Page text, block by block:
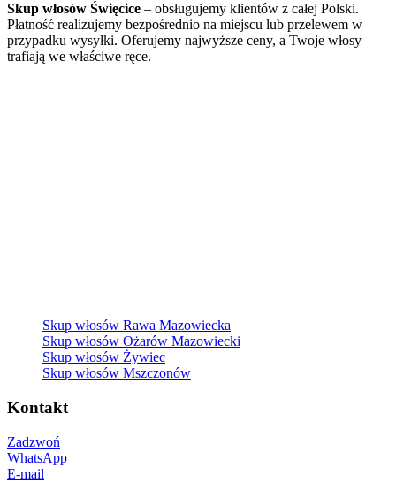
Skup włosów Święcice – obsługujemy klientów z całej Polski.
Płatność realizujemy bezpośrednio na miejscu lub przelewem w
przypadku wysyłki. Oferujemy najwyższe ceny, a Twoje włosy
trafiają we właściwe ręce.
Skup włosów Rawa Mazowiecka
Skup włosów Ożarów Mazowiecki
Skup włosów Żywiec
Skup włosów Mszczonów
Kontakt
Zadzwoń
WhatsApp
E-mail